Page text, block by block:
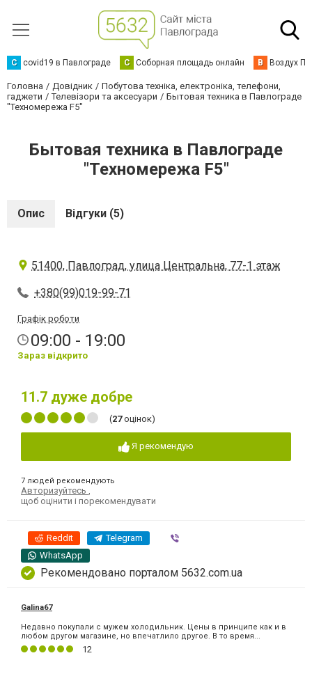
C covid19 в Павлограде С Соборная площадь онлайн В Воздух
Головна Довідник
Побутова техніка, електроніка, телефони,
гаджети
Телевізори та аксесуари
Бытовая техника в Павлограде
"Техномережа F5"
Бытовая техника в Павлограде
"Техномережа F5"
Опис Відгуки (5)
51400, Павлоград, улица Центральна, 77-1 этаж
+380(99)019-99-71
Графік роботи
09:00 - 19:00
Зараз відкрито
11.7 дуже добре
(27оцінок)
Я рекомендую
7 людей рекомендують
Авторизуйтесь
щоб оцінити і порекомендувати
Reddit Telegram
WhatsApp
Рекомендовано порталом 5632.com.ua
Galina67
Недавно покупали с мужем холодильник. Цены в принципе как и в
любом другом магазине, но впечатлило другое. В то время...
12